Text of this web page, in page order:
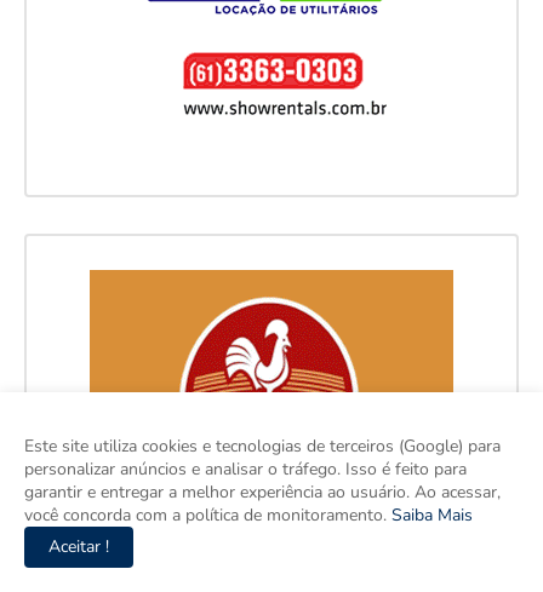
Este site utiliza cookies e tecnologias de terceiros (Google) para
personalizar anúncios e analisar o tráfego. Isso é feito para
garantir e entregar a melhor experiência ao usuário. Ao acessar,
você concorda com a política de monitoramento. Saiba Mais
Aceitar !